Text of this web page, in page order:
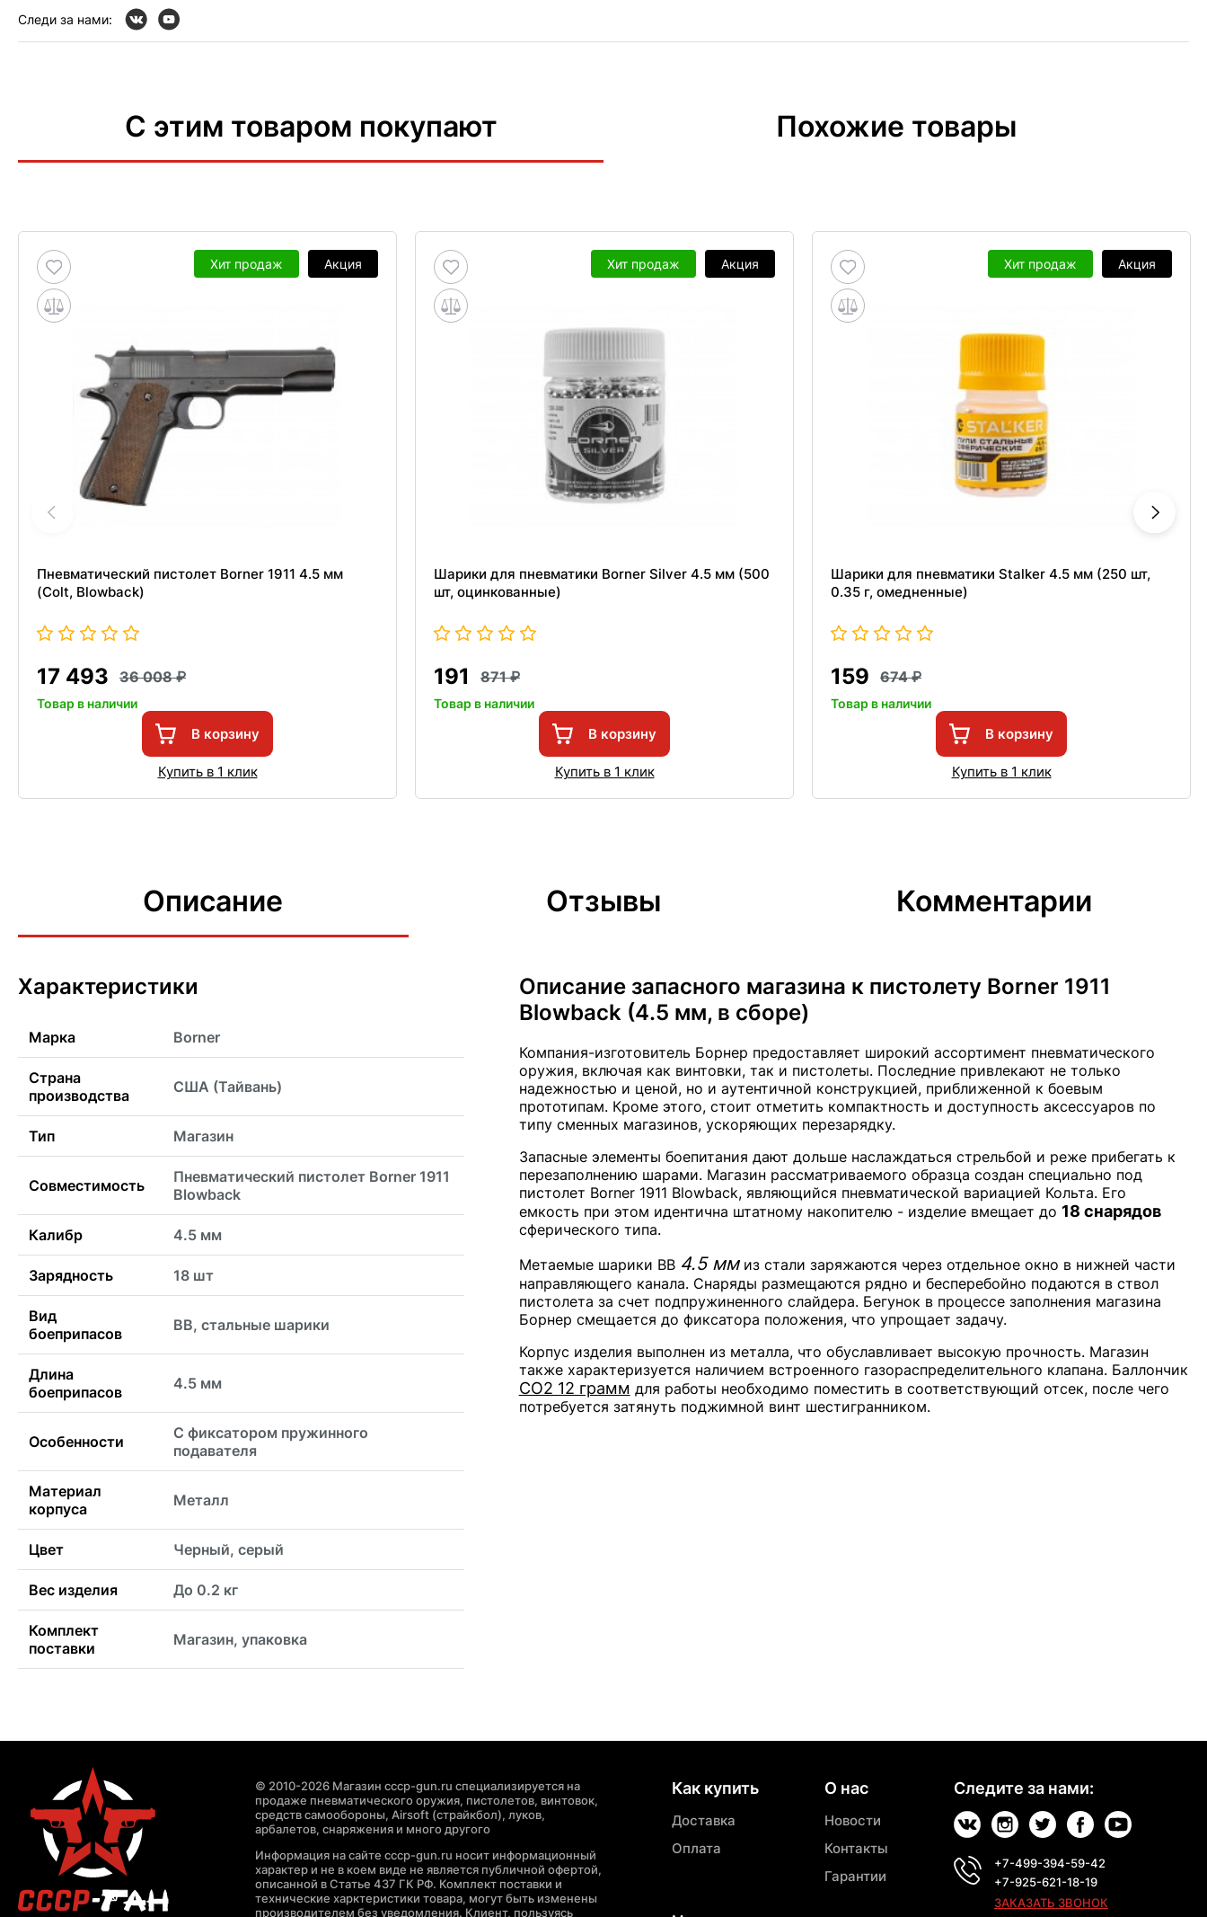
Следи за нами:
С этим товаром покупают Похожие товары
Хит продаж Акция
Пневматический пистолет Borner 1911 4.5 мм
(Colt, Blowback)
17 493 36 008
Товар в наличии
В корзину
Купить в 1 клик
Хит продаж Акция
Шарики для пневматики Borner Silver 4.5 мм (500
шт, оцинкованные)
191 871
Товар в наличии
В корзину
Купить в 1 клик
Хит продаж Акция
Шарики для пневматики Stalker 4.5 мм (250 шт,
0.35 г, омедненные)
159 674
Товар в наличии
В корзину
Купить в 1 клик
Описание Отзывы Комментарии
Характеристики
Марка Borner
Страна
производства
США (Тайвань)
Тип Магазин
Совместимость
Пневматический пистолет Borner 1911
Blowback
Калибр 4.5 мм
Зарядность 18 шт
Вид
боеприпасов
BB, стальные шарики
Длина
боеприпасов
4.5 мм
Особенности
С фиксатором пружинного
подавателя
Материал
корпуса
Металл
Цвет Черный, серый
Вес изделия До 0.2 кг
Комплект
поставки
Магазин, упаковка
Описание запасного магазина к пистолету Borner 1911
Blowback (4.5 мм, в сборе)
Компания-изготовитель Борнер предоставляет широкий ассортимент пневматического
оружия, включая как винтовки, так и пистолеты. Последние привлекают не только
надежностью и ценой, но и аутентичной конструкцией, приближенной к боевым
прототипам. Кроме этого, стоит отметить компактность и доступность аксессуаров по
типу сменных магазинов, ускоряющих перезарядку.
Запасные элементы боепитания дают дольше наслаждаться стрельбой и реже прибегать к
перезаполнению шарами. Магазин рассматриваемого образца создан специально под
пистолет Borner 1911 Blowback, являющийся пневматической вариацией Кольта. Его
емкость при этом идентична штатному накопителю - изделие вмещает до 18 снарядов
сферического типа.
Метаемые шарики BB 4.5 ммиз стали заряжаются через отдельное окно в нижней части
направляющего канала. Снаряды размещаются рядно и бесперебойно подаются в ствол
пистолета за счет подпружиненного слайдера. Бегунок в процессе заполнения магазина
Борнер смещается до фиксатора положения, что упрощает задачу.
Корпус изделия выполнен из металла, что обуславливает высокую прочность. Магазин
также характеризуется наличием встроенного газораспределительного клапана. Баллончик
СО2 12 грамм для работы необходимо поместить в соответствующий отсек, после чего
потребуется затянуть поджимной винт шестигранником.
© 2010-2026 Магазин cccp-gun.ru специализируется на
продаже пневматического оружия, пистолетов, винтовок,
средств самообороны, Airsoft (страйкбол), луков,
арбалетов, снаряжения и много другого
Информация на сайте cccp-gun.ru носит информационный
характер и не в коем виде не является публичной офертой,
описанной в Статье 437 ГК РФ. Комплект поставки и
технические харктеристики товара, могут быть изменены
производителем без уведомления. Клиент, пользуясь
Как купить
Доставка
Оплата
О нас
Новости
Контакты
Гарантии
Следите за нами:
+7-499-394-59-42
+7-925-621-18-19
ЗАКАЗАТЬ ЗВОНОК